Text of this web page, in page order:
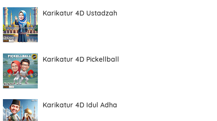
Karikatur 4D Ustadzah
Karikatur 4D Pickellball
Karikatur 4D Idul Adha